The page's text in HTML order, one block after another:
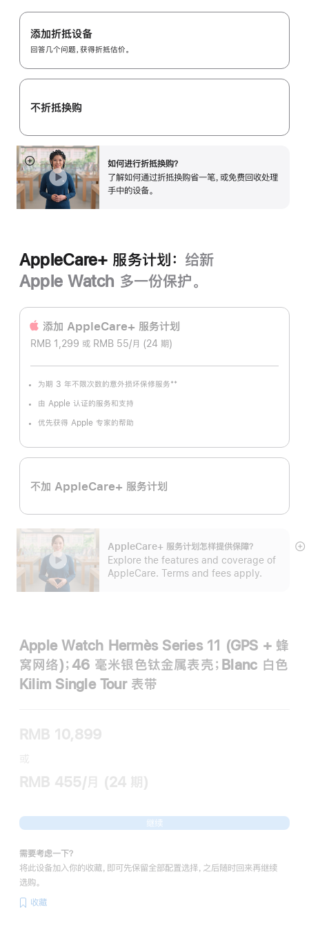
注
Apple
Trade
换
购
划：
添加折抵设备
回答几个问题，获得折抵估价。
不折抵换购
如何进行折抵换购？
了解如何通过折抵换购省一笔，或免费回收处理
手中的设备。
展
开
AppleCare+ 服务计划： 给新
Apple Watch 多一份保护。
添加 AppleCare+ 服务计‍划
RMB 1,299 或 RMB 55/月 (24 期)
为期 3 年不限次数的意外损坏保修服务
注
**
由 Apple 认证的服务和支持
优先获得 Apple 专家的帮助
不加 AppleCare+ 服务计划
AppleCare+ 服务计划怎样提供保⁠障？
Explore the features and coverage of
AppleCare. Terms and fees apply.
展
Apple Watch Hermès Series 11 (GPS + 蜂
窝网络)；46 毫米银色钛金属表壳；Blanc 白色
Kilim Single Tour 表带
RMB 10,899
或
RMB 455/月 (24 期)
继续
需要考虑一下？
将此设备加入你的收藏，即可先保留全部配置选择，之后随时回来再继续
选购。
收藏